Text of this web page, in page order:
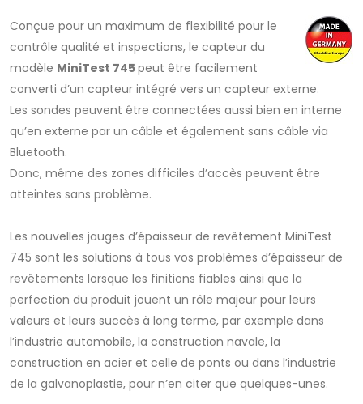
Conçue pour un maximum de flexibilité pour le
contrôle qualité et inspections, le capteur du
modèle MiniTest 745peut être facilement
converti d’un capteur intégré vers un capteur externe.
Les sondes peuvent être connectées aussi bien en interne
qu’en externe par un câble et également sans câble via
Bluetooth.
Donc, même des zones difficiles d’accès peuvent être
atteintes sans problème.
Les nouvelles jauges d’épaisseur de revêtement MiniTest
745 sont les solutions à tous vos problèmes d’épaisseur de
revêtements lorsque les finitions fiables ainsi que la
perfection du produit jouent un rôle majeur pour leurs
valeurs et leurs succès à long terme, par exemple dans
l’industrie automobile, la construction navale, la
construction en acier et celle de ponts ou dans l’industrie
de la galvanoplastie, pour n’en citer que quelques-unes.